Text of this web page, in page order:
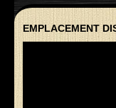
EMPLACEMENT